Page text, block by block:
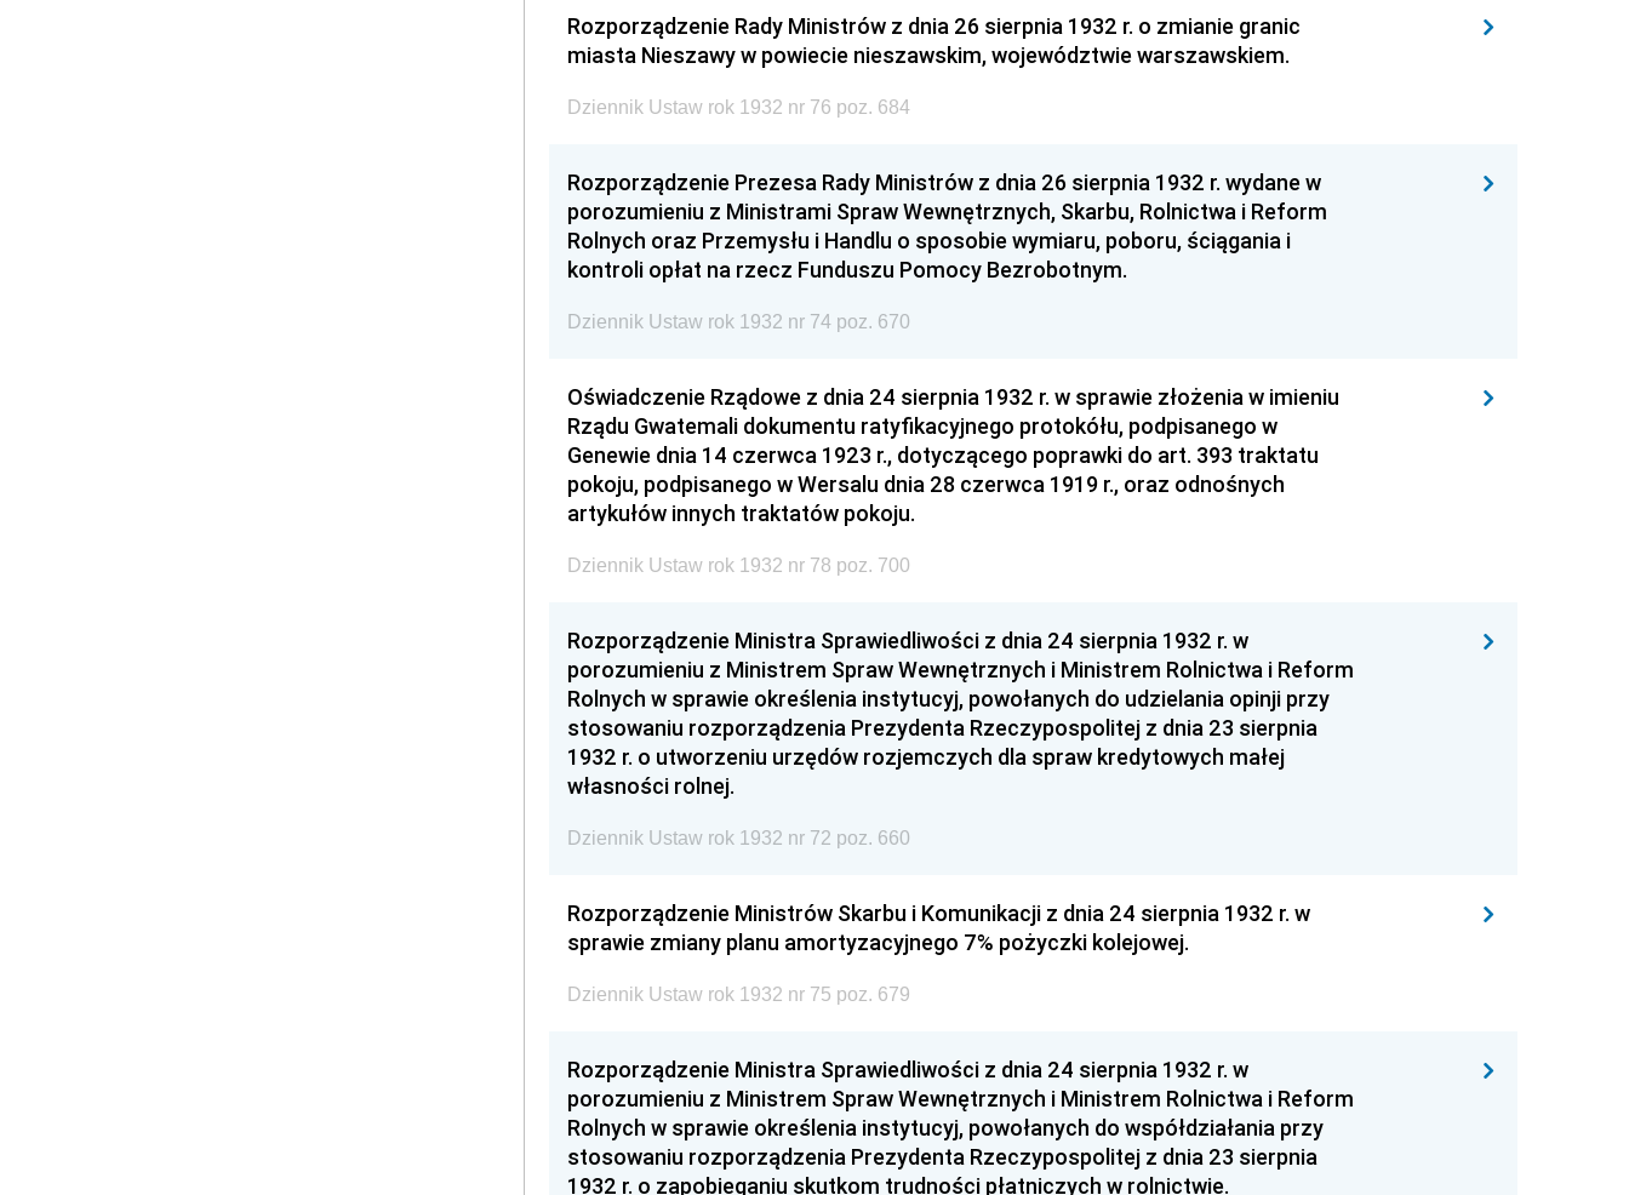
Rozporządzenie Rady Ministrów z dnia 26 sierpnia 1932 r. o zmianie granic
miasta Nieszawy w powiecie nieszawskim, województwie warszawskiem.
Dziennik Ustaw rok 1932 nr 76 poz. 684
Rozporządzenie Prezesa Rady Ministrów z dnia 26 sierpnia 1932 r. wydane w
porozumieniu z Ministrami Spraw Wewnętrznych, Skarbu, Rolnictwa i Reform
Rolnych oraz Przemysłu i Handlu o sposobie wymiaru, poboru, ściągania i
kontroli opłat na rzecz Funduszu Pomocy Bezrobotnym.
Dziennik Ustaw rok 1932 nr 74 poz. 670
Oświadczenie Rządowe z dnia 24 sierpnia 1932 r. w sprawie złożenia w imieniu
Rządu Gwatemali dokumentu ratyfikacyjnego protokółu, podpisanego w
Genewie dnia 14 czerwca 1923 r., dotyczącego poprawki do art. 393 traktatu
pokoju, podpisanego w Wersalu dnia 28 czerwca 1919 r., oraz odnośnych
artykułów innych traktatów pokoju.
Dziennik Ustaw rok 1932 nr 78 poz. 700
Rozporządzenie Ministra Sprawiedliwości z dnia 24 sierpnia 1932 r. w
porozumieniu z Ministrem Spraw Wewnętrznych i Ministrem Rolnictwa i Reform
Rolnych w sprawie określenia instytucyj, powołanych do udzielania opinji przy
stosowaniu rozporządzenia Prezydenta Rzeczypospolitej z dnia 23 sierpnia
1932 r. o utworzeniu urzędów rozjemczych dla spraw kredytowych małej
własności rolnej.
Dziennik Ustaw rok 1932 nr 72 poz. 660
Rozporządzenie Ministrów Skarbu i Komunikacji z dnia 24 sierpnia 1932 r. w
sprawie zmiany planu amortyzacyjnego 7% pożyczki kolejowej.
Dziennik Ustaw rok 1932 nr 75 poz. 679
Rozporządzenie Ministra Sprawiedliwości z dnia 24 sierpnia 1932 r. w
porozumieniu z Ministrem Spraw Wewnętrznych i Ministrem Rolnictwa i Reform
Rolnych w sprawie określenia instytucyj, powołanych do współdziałania przy
stosowaniu rozporządzenia Prezydenta Rzeczypospolitej z dnia 23 sierpnia
1932 r. o zapobieganiu skutkom trudności płatniczych w rolnictwie.